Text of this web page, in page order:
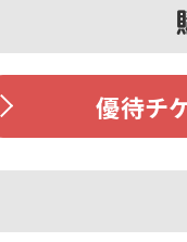
優待チ